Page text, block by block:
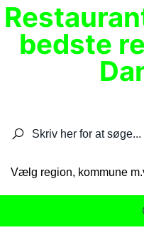
bedste
Vælg region, kommune